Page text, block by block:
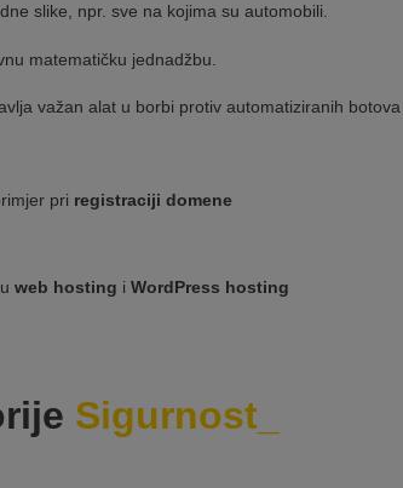
slike, npr. sve na kojima su automobili.
matematičku jednadžbu.
važan alat u borbi protiv automatiziranih
pri registraciji domene
web hosting i WordPress hosting
Sigurnost